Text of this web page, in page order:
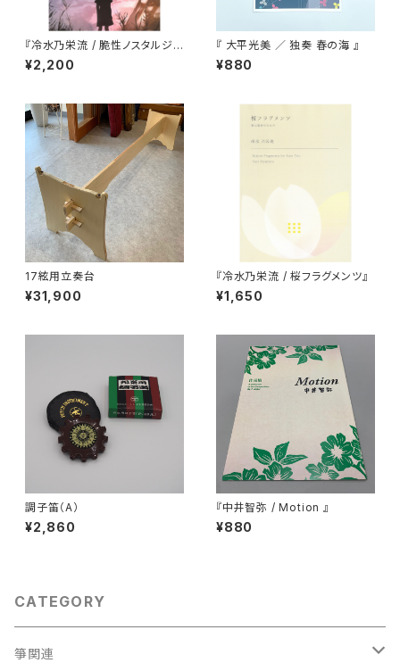
『冷水乃栄流 / 脆性ノスタルジ
ア』
¥2,200
『 大平光美 ／ 独奏 春の海 』
¥880
17絃用立奏台
¥31,900
『冷水乃栄流 / 桜フラグメンツ』
¥1,650
調子笛（A）
¥2,860
『中井智弥 / Motion 』
¥880
CATEGORY
箏関連